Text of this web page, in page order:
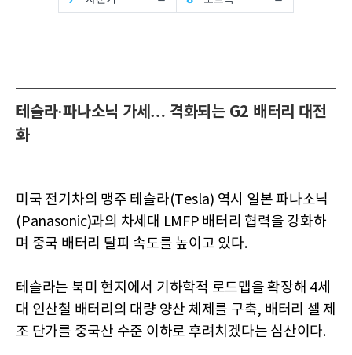
테슬라·파나소닉 가세… 격화되는 G2 배터리 대전
화
미국 전기차의 맹주 테슬라(Tesla) 역시 일본 파나소닉
(Panasonic)과의 차세대 LMFP 배터리 협력을 강화하
며 중국 배터리 탈피 속도를 높이고 있다.
테슬라는 북미 현지에서 기하학적 로드맵을 확장해 4세
대 인산철 배터리의 대량 양산 체제를 구축, 배터리 셀 제
조 단가를 중국산 수준 이하로 후려치겠다는 심산이다.